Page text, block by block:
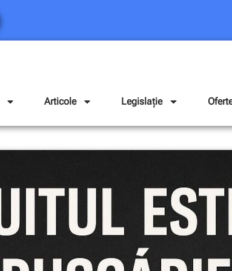
Articole Legislație